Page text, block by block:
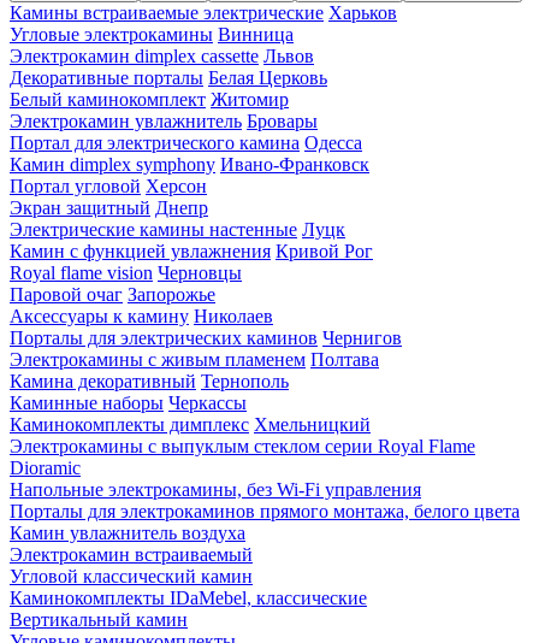
Камины встраиваемые электрические Харьков
Угловые электрокамины Винница
Электрокамин dimplex cassette Львов
Декоративные порталы Белая Церковь
Белый каминокомплект Житомир
Электрокамин увлажнитель Бровары
Портал для электрического камина Одесса
Камин dimplex symphony Ивано-Франковск
Портал угловой Херсон
Экран защитный Днепр
Электрические камины настенные Луцк
Камин с функцией увлажнения Кривой Рог
Royal flame vision Черновцы
Паровой очаг Запорожье
Аксессуары к камину Николаев
Порталы для электрических каминов Чернигов
Электрокамины с живым пламенем Полтава
Камина декоративный Тернополь
Каминные наборы Черкассы
Каминокомплекты димплекс Хмельницкий
Электрокамины с выпуклым стеклом серии Royal Flame
Dioramic
Напольные электрокамины, без Wi-Fi управления
Порталы для электрокаминов прямого монтажа, белого цвета
Камин увлажнитель воздуха
Электрокамин встраиваемый
Угловой классический камин
Каминокомплекты IDaMebel, классические
Вертикальный камин